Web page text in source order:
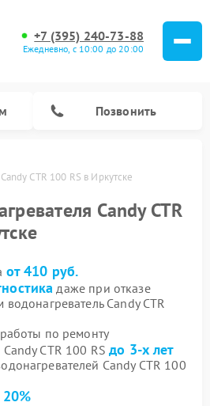
+7 (395) 240-73-88
Ежедневно, с 10:00 до 20:00
Позвонить
CTR 100 RS в Иркутске
Candy CTR
от 410 руб.
даже при отказе
Candy CTR
по ремонту
CTR 100 RSдо 3-х лет
Candy CTR 100
20%